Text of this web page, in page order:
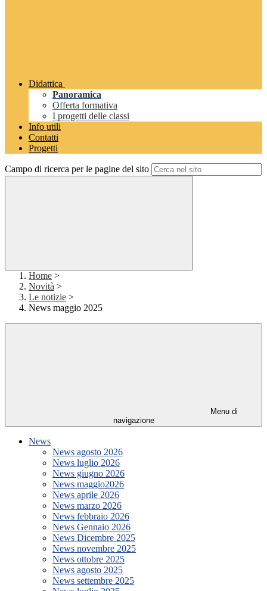
Didattica
Panoramica
Offerta formativa
I progetti delle classi
Info utili
Contatti
Progetti
Campo di ricerca per le pagine del sito
Home >
Novità >
Le notizie >
News maggio 2025
Menu di
navigazione
News
News agosto 2026
News luglio 2026
News giugno 2026
News maggio2026
News aprile 2026
News marzo 2026
News febbraio 2026
News Gennaio 2026
News Dicembre 2025
News novembre 2025
News ottobre 2025
News agosto 2025
News settembre 2025